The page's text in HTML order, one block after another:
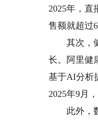
2025年，直
售额就超过
其次，健
长。阿里健
基于AI分析
2025年9月
此外，数